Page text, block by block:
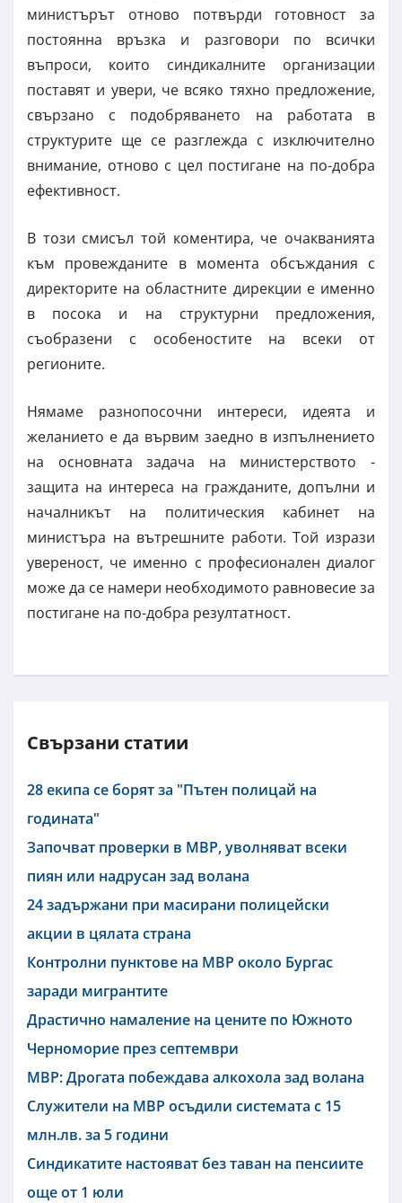
министърът отново потвърди готовност за
постоянна връзка и разговори по всички
въпроси, които синдикалните организации
поставят и увери, че всяко тяхно предложение,
свързано с подобряването на работата в
структурите ще се разглежда с изключително
внимание, отново с цел постигане на по-добра
ефективност.
В този смисъл той коментира, че очакванията
към провежданите в момента обсъждания с
директорите на областните дирекции е именно
в посока и на структурни предложения,
съобразени с особеностите на всеки от
регионите.
Нямаме разнопосочни интереси, идеята и
желанието е да вървим заедно в изпълнението
на основната задача на министерството -
защита на интереса на гражданите, допълни и
началникът на политическия кабинет на
министъра на вътрешните работи. Той изрази
увереност, че именно с професионален диалог
може да се намери необходимото равновесие за
постигане на по-добра резултатност.
Свързани статии
28 екипа се борят за "Пътен полицай на
годината"
Започват проверки в МВР, уволняват всеки
пиян или надрусан зад волана
24 задържани при масирани полицейски
акции в цялата страна
Контролни пунктове на МВР около Бургас
заради мигрантите
Драстично намаление на цените по Южното
Черноморие през септември
МВР: Дрогата побеждава алкохола зад волана
Служители на МВР осъдили системата с 15
млн.лв. за 5 години
Синдикатите настояват без таван на пенсиите
още от 1 юли